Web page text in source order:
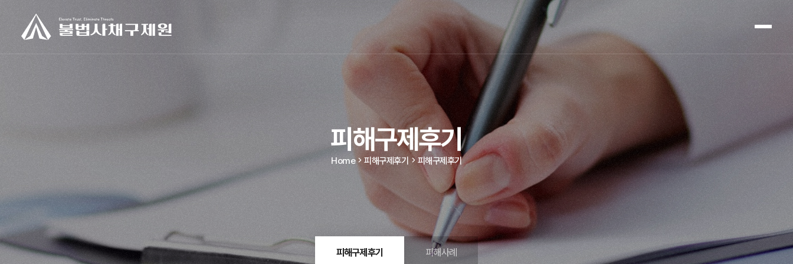
피해구제후기
Home 피해구제후기 피해구제후기
피해구제후기 피해사례